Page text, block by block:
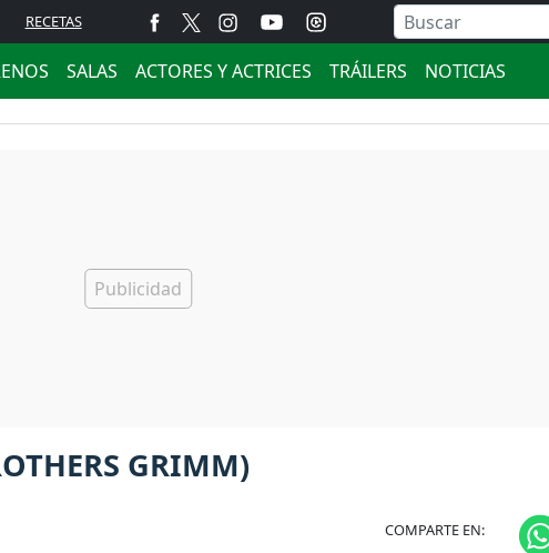
RECETAS
SALAS ACTORES Y ACTRICES TRÁILERS NOTICIAS
GRIMM)
COMPARTE EN: